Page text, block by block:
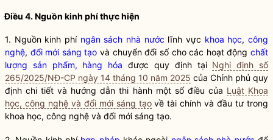
Điều 4. Nguồn kinh phí thực hiện
1. Nguồn kinh phí ngân sách nhà nước lĩnh vực khoa học,công
nghệ, đổi mới sáng tạo và chuyển đổi số cho các hoạt độngchất
lượng sản phẩm, hàng hóa được quy định tại Nghị định số
265/2025/NĐ-CP ngày 14 tháng 10 năm 2025 của Chính phủ quy
định chi tiết và hướng dẫn thi hành một số điều của Luật Khoa
học, công nghệ và đổi mới sáng tạovề tài chính và đầu tư trong
khoa học, công nghệ và đổi mới sáng tạo.